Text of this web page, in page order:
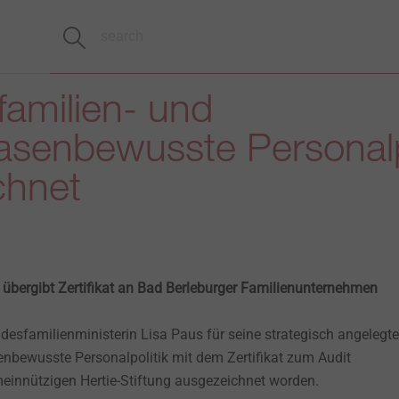
und
Zertifikat an Bad Berleburger Familienunternehmen
Lisa Paus für seine strategisch angelegte
Personalpolitik mit dem Zertifikat zum Audit
Hertie-Stiftung ausgezeichnet worden.